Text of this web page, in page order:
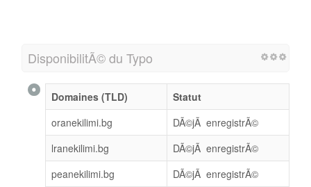
DisponibilitÃ© du Typo
Domaines (TLD)
Statut
oranekilimi.bg
DÃ©jÃ enregistrÃ©
lranekilimi.bg
DÃ©jÃ enregistrÃ©
peanekilimi.bg
DÃ©jÃ enregistrÃ©